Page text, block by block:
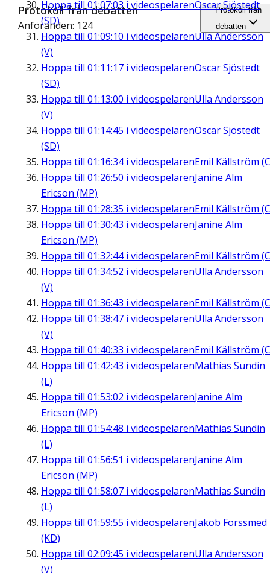
Hoppa till 01:07:03 i videospelarenOscar Sjöstedt
(SD)
Hoppa till 01:09:10 i videospelarenUlla Andersson
(V)
Hoppa till 01:11:17 i videospelarenOscar Sjöstedt
(SD)
Hoppa till 01:13:00 i videospelarenUlla Andersson
(V)
Hoppa till 01:14:45 i videospelarenOscar Sjöstedt
(SD)
Hoppa till 01:16:34i videospelarenEmil Källström
Hoppa till 01:26:50 i videospelarenJanine Alm
Ericson (MP)
Hoppa till 01:28:35 i videospelarenEmil Källström
Hoppa till 01:30:43 i videospelarenJanine Alm
Ericson (MP)
Hoppa till 01:32:44i videospelarenEmil Källström
Hoppa till 01:34:52 i videospelarenUlla Andersson
(V)
Hoppa till 01:36:43 i videospelarenEmil Källström
Hoppa till 01:38:47 i videospelarenUlla Andersson
(V)
Hoppa till 01:40:33 i videospelarenEmil Källström
Hoppa till 01:42:43 i videospelarenMathias Sundin
(L)
Hoppa till 01:53:02 i videospelarenJanine Alm
Ericson (MP)
Hoppa till 01:54:48 i videospelarenMathias Sundin
(L)
Hoppa till 01:56:51 i videospelarenJanine Alm
Ericson (MP)
Hoppa till 01:58:07 i videospelarenMathias Sundin
(L)
Hoppa till 01:59:55 i videospelarenJakob Forssmed
(KD)
Hoppa till 02:09:45 i videospelarenUlla Andersson
(V)
Protokoll från debatten
Anföranden: 124
Protokoll från
debatten